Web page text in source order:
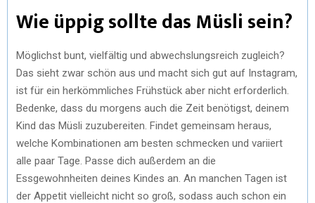
Wie üppig sollte das Müsli sein?
Möglichst bunt, vielfältig und abwechslungsreich zugleich?
Das sieht zwar schön aus und macht sich gut auf Instagram,
ist für ein herkömmliches Frühstück aber nicht erforderlich.
Bedenke, dass du morgens auch die Zeit benötigst, deinem
Kind das Müsli zuzubereiten. Findet gemeinsam heraus,
welche Kombinationen am besten schmecken und variiert
alle paar Tage. Passe dich außerdem an die
Essgewohnheiten deines Kindes an. An manchen Tagen ist
der Appetit vielleicht nicht so groß, sodass auch schon ein